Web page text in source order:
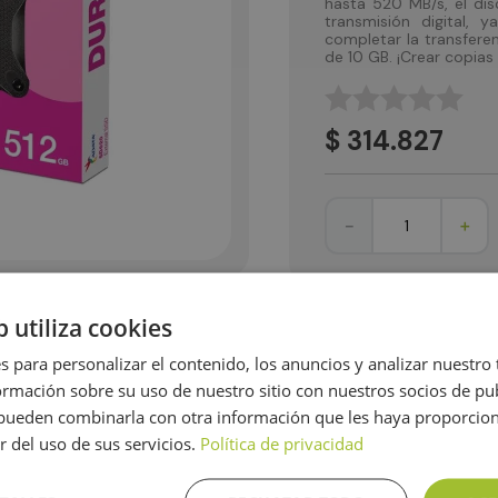
transmisión digital,
completar la
de 10 GB. ¡Crear
$ 314.827
＋
－
Opiniones
antichoque que proporciona una amortiguación
MIL-STD-810G 516.6 y no sufrirá daños aunque se
es compatible con sistemas operativos como
utiliza cookies
para personalizar el contenido, los anuncios y analizar nuestro
sobre su uso de nuestro sitio con nuestros socios de
combinarla con otra información que les haya
del uso de sus servicios. Política de privacidad